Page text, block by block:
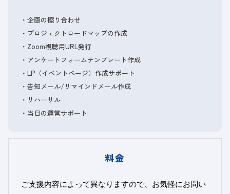
・企画の擦り合わせ
・プロジェクトロードマップの作成
・Zoom視聴用URL発行
・アンケートフォームテンプレート作成
・LP（イベントページ）作成サポート
・告知メール/リマインドメール作成
・リハーサル
・当日の運営サポート
料金
ご支援内容によって異なりますので、お気軽にお問い